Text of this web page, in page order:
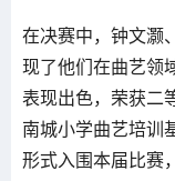
在决赛中，钟文灏
现了他们在曲艺领
表现出色，荣获二
南城小学曲艺培训
形式入围本届比赛